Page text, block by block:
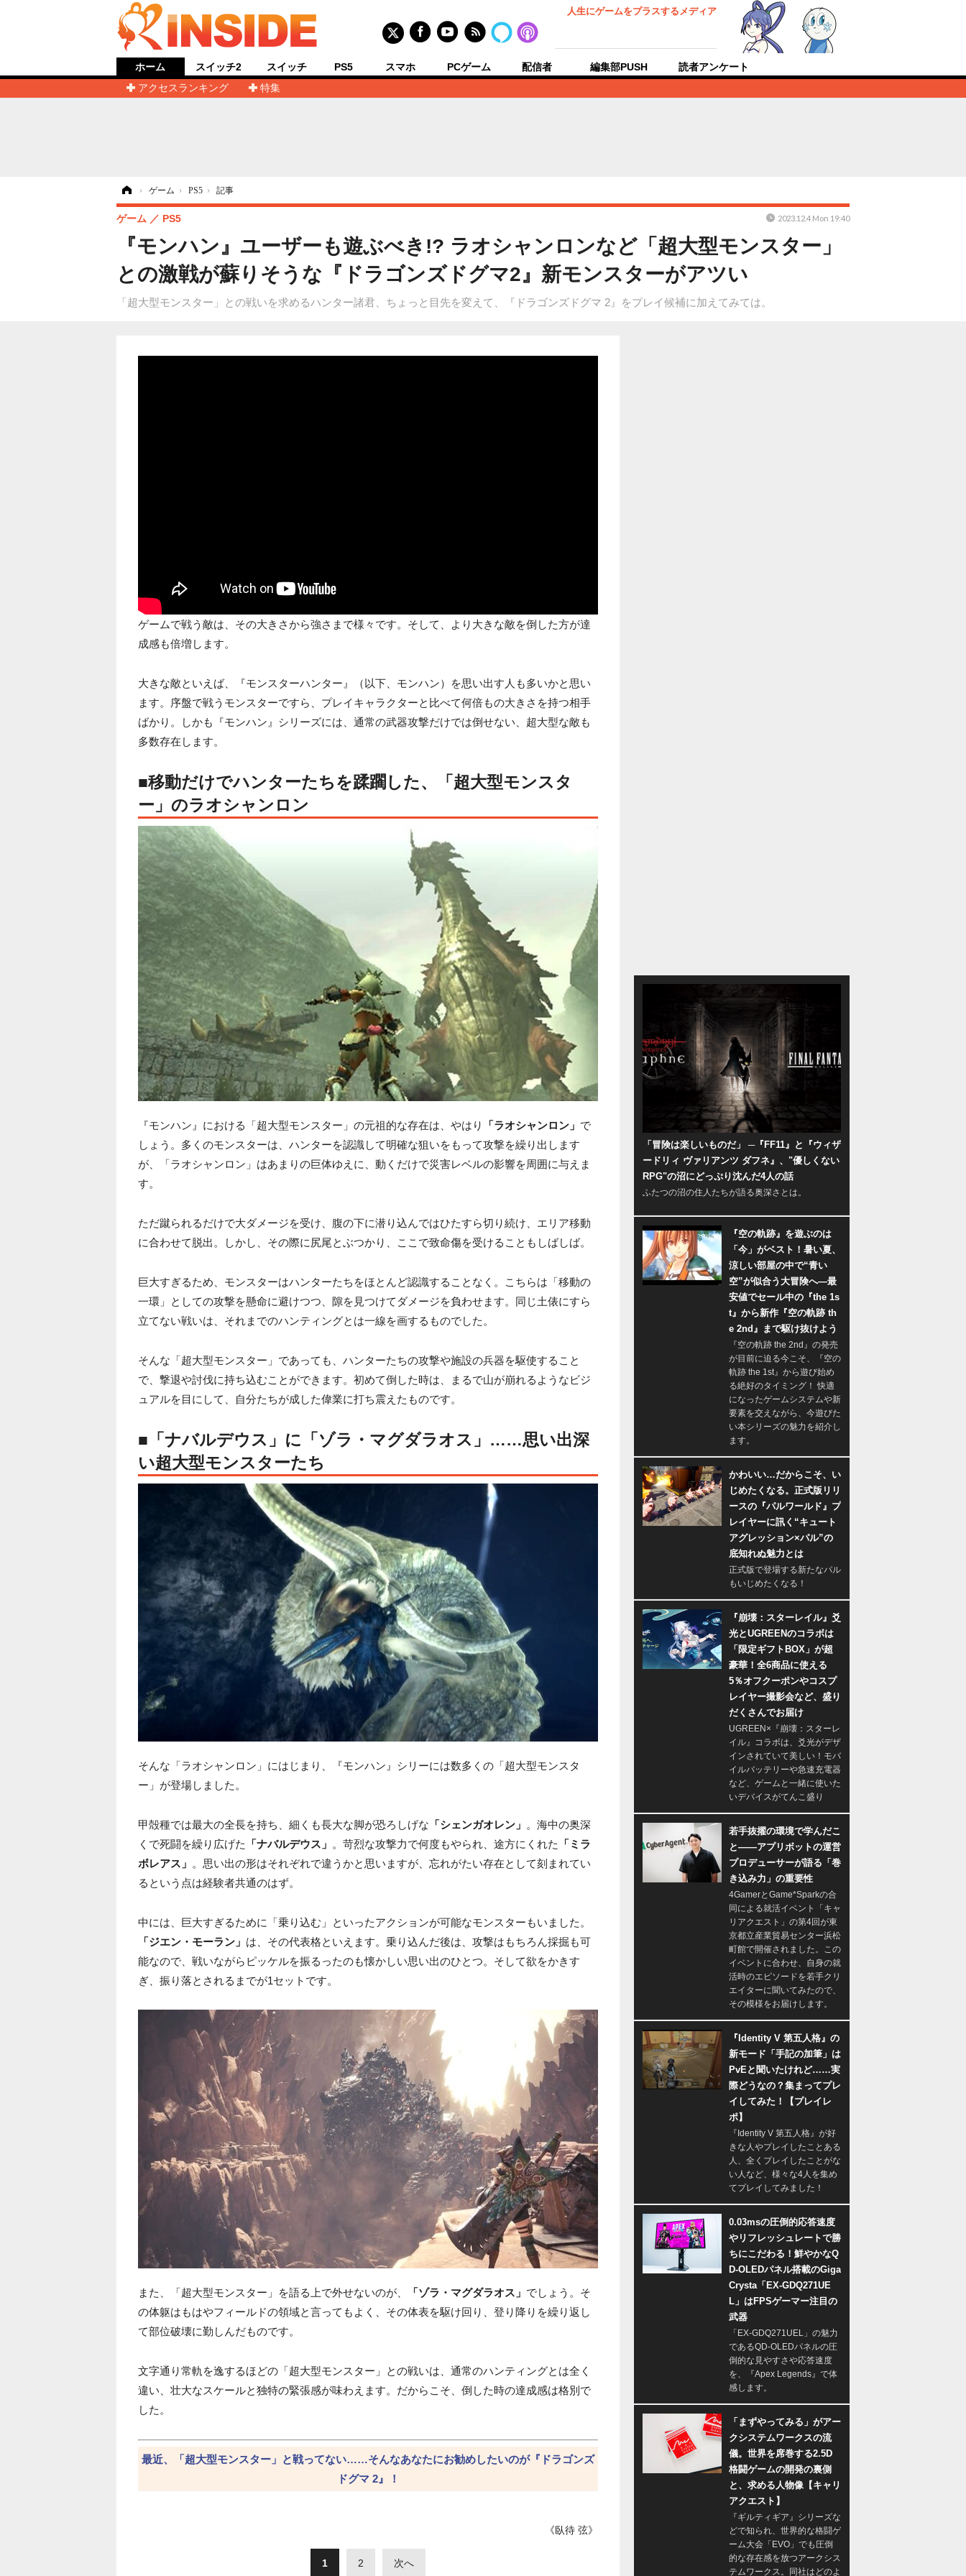
人生にゲームをプラスするメディア
ホーム
アクセスランキング
特集
スイッチ2 スイッチ PS5 スマホ PCゲーム 配信者 編集部PUSH 読者アンケート
› ゲーム › PS5 › 記事
『モンハン』ユーザーも遊ぶべき!? ラオシャンロンなど「超大型モンスター」
との激戦が蘇りそうな『ドラゴンズドグマ2』新モンスターがアツい
「超大型モンスター」との戦いを求めるハンター諸君、ちょっと目先を変えて、『ドラゴンズドグマ 2』をプレイ候補に加えてみては。
ゲーム PS5 2023.12.4 Mon 19:40
ゲームで戦う敵は、その大きさから強さまで様々です。そして、より大きな敵を倒した方が達
成感も倍増します。
大きな敵といえば、『モンスターハンター』（以下、モンハン）を思い出す人も多いかと思い
ます。序盤で戦うモンスターですら、プレイキャラクターと比べて何倍もの大きさを持つ相手
ばかり。しかも『モンハン』シリーズには、通常の武器攻撃だけでは倒せない、超大型な敵も
多数存在します。
■移動だけでハンターたちを蹂躙した、「超大型モンスタ
ー」のラオシャンロン
『モンハン』における「超大型モンスター」の元祖的な存在は、やはり 「ラオシャンロン」 で
しょう。多くのモンスターは、ハンターを認識して明確な狙いをもって攻撃を繰り出します
が、「ラオシャンロン」はあまりの巨体ゆえに、動くだけで災害レベルの影響を周囲に与えま
す。
ただ蹴られるだけで大ダメージを受け、腹の下に潜り込んではひたすら切り続け、エリア移動
に合わせて脱出。しかし、その際に尻尾とぶつかり、ここで致命傷を受けることもしばしば。
巨大すぎるため、モンスターはハンターたちをほとんど認識することなく。こちらは「移動の
一環」としての攻撃を懸命に避けつつ、隙を見つけてダメージを負わせます。同じ土俵にすら
立てない戦いは、それまでのハンティングとは一線を画するものでした。
そんな「超大型モンスター」であっても、ハンターたちの攻撃や施設の兵器を駆使すること
で、撃退や討伐に持ち込むことができます。初めて倒した時は、まるで山が崩れるようなビジ
ュアルを目にして、自分たちが成した偉業に打ち震えたものです。
■「ナバルデウス」に「ゾラ・マグダラオス」……思い出深
い超大型モンスターたち
そんな「ラオシャンロン」にはじまり、『モンハン』シリーには数多くの「超大型モンスタ
ー」が登場しました。
甲殻種では最大の全長を持ち、細くも長大な脚が恐ろしげな 「シェンガオレン」 。海中の奥深
くで死闘を繰り広げた
「ナバルデウス」 。苛烈な攻撃力で何度もやられ、途方にくれた
「ミラ
ボレアス」 。思い出の形はそれぞれで違うかと思いますが、忘れがたい存在として刻まれてい
るという点は経験者共通のはず。
中には、巨大すぎるために「乗り込む」といったアクションが可能なモンスターもいました。
「ジエン・モーラン」 は、その代表格といえます。乗り込んだ後は、攻撃はもちろん採掘も可
能なので、戦いながらピッケルを振るったのも懐かしい思い出のひとつ。そして欲をかきす
ぎ、振り落とされるまでが1セットです。
また、「超大型モンスター」を語る上で外せないのが、 「ゾラ・マグダラオス」 でしょう。そ
の体躯はもはやフィールドの領域と言ってもよく、その体表を駆け回り、登り降りを繰り返し
て部位破壊に勤しんだものです。
文字通り常軌を逸するほどの「超大型モンスター」との戦いは、通常のハンティングとは全く
違い、壮大なスケールと独特の緊張感が味わえます。だからこそ、倒した時の達成感は格別で
した。
最近、「超大型モンスター」と戦ってない……そんなあなたにお勧めしたいのが『ドラゴンズ
ドグマ 2』！
《臥待 弦》
1 2 次へ
「冒険は楽しいものだ」 ─『FF11』と『ウィザ
ードリィ ヴァリアンツ ダフネ』、"優しくない
RPG"の沼にどっぷり沈んだ4人の話
ふたつの沼の住人たちが語る奥深さとは。
『空の軌跡』を遊ぶのは
「今」がベスト！暑い夏、
涼しい部屋の中で“青い
空”が似合う大冒険へ―最
安値でセール中の『the 1s
t』から新作『空の軌跡 th
e 2nd』まで駆け抜けよう
『空の軌跡 the 2nd』の発売
が目前に迫る今こそ、『空の
軌跡 the 1st』から遊び始め
る絶好のタイミング！ 快適
になったゲームシステムや新
要素を交えながら、今遊びた
い本シリーズの魅力を紹介し
ます。
かわいい…だからこそ、い
じめたくなる。正式版リリ
ースの『パルワールド』プ
レイヤーに訊く“キュート
アグレッション×パル”の
底知れぬ魅力とは
正式版で登場する新たなパル
もいじめたくなる！
『崩壊：スターレイル』爻
光とUGREENのコラボは
「限定ギフトBOX」が超
豪華！全6商品に使える
5％オフクーポンやコスプ
レイヤー撮影会など、盛り
だくさんでお届け
UGREEN×『崩壊：スターレ
イル』コラボは、爻光がデザ
インされていて美しい！モバ
イルバッテリーや急速充電器
など、ゲームと一緒に使いた
いデバイスがてんこ盛り
若手抜擢の環境で学んだこ
と――アプリボットの運営
プロデューサーが語る「巻
き込み力」の重要性
4GamerとGame*Sparkの合
同による就活イベント「キャ
リアクエスト」の第4回が東
京都立産業貿易センター浜松
町館で開催されました。この
イベントに合わせ、自身の就
活時のエピソードを若手クリ
エイターに聞いてみたので、
その模様をお届けします。
『Identity V 第五人格』の
新モード「手記の加筆」は
PvEと聞いたけれど……実
際どうなの？集まってプレ
イしてみた！【プレイレ
ポ】
『Identity V 第五人格』が好
きな人やプレイしたことある
人、全くプレイしたことがな
い人など、様々な4人を集め
てプレイしてみました！
0.03msの圧倒的応答速度
やリフレッシュレートで勝
ちにこだわる！鮮やかなQ
D-OLEDパネル搭載のGiga
Crysta「EX-GDQ271UE
L」はFPSゲーマー注目の
武器
「EX-GDQ271UEL」の魅力
であるQD-OLEDパネルの圧
倒的な見やすさや応答速度
を、『Apex Legends』で体
感します。
「まずやってみる」がアー
クシステムワークスの流
儀。世界を席巻する2.5D
格闘ゲームの開発の裏側
と、求める人物像【キャリ
アクエスト】
『ギルティギア』シリーズな
どで知られ、世界的な格闘ゲ
ーム大会「EVO」でも圧倒
的な存在感を放つアークシス
テムワークス。同社はどのよ